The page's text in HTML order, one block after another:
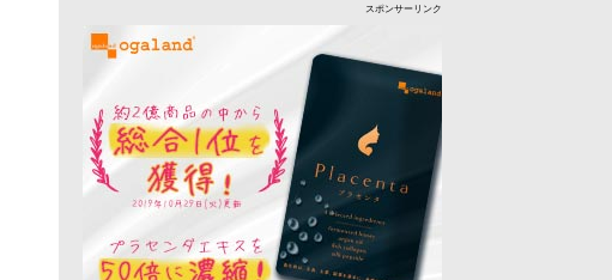
スポンサーリンク